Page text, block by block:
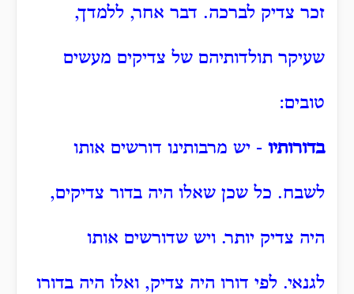
זכר צדיק לברכה. דבר אחר, ללמדך,
שעיקר תולדותיהם של צדיקים מעשים
טובים:
בדורותיו - יש מרבותינו דורשים אותו
לשבח. כל שכן שאלו היה בדור צדיקים,
היה צדיק יותר. ויש שדורשים אותו
לגנאי. לפי דורו היה צדיק, ואלו היה בדורו